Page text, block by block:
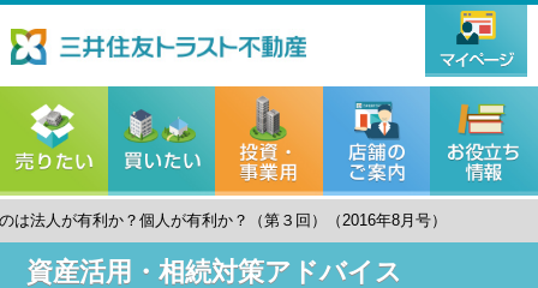
は法人が有利か？個人が有利か？（第３回）（2016年8月号）
資産活用・相続対策アドバイス